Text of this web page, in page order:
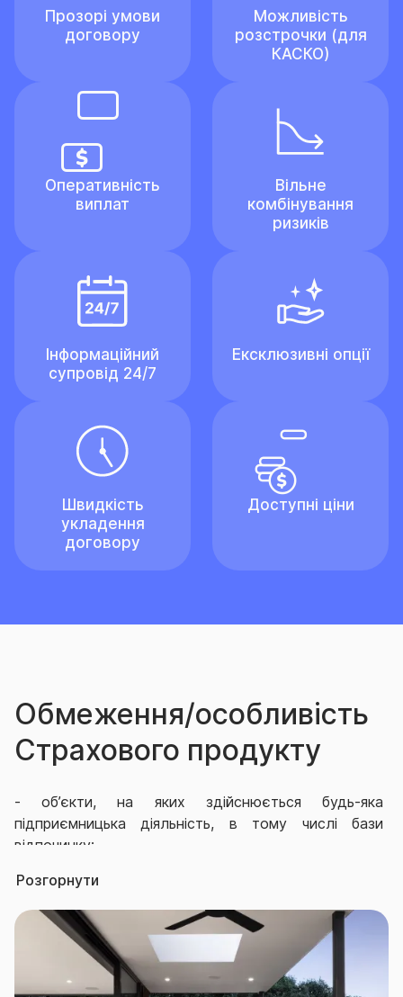
Прозорі умови
договору
Можливість
розстрочки (для
КАСКО)
Оперативність
виплат
Вільне
комбінування
ризиків
Інформаційний
супровід 24/7
Ексклюзивні опції
Швидкість
укладення
договору
Доступні ціни
Обмеження/особливість
Страхового продукту
- об’єкти, на яких здійснюється будь-яка
підприємницька діяльність, в тому числі бази
відпочинку;
-будівлі, стіни яких виготовлені з дерева або з
дерева у поєднанні з іншими матеріалами, та
рухоме майно в них;
будинки і споруди в аварійному стані, а також
Розгорнути